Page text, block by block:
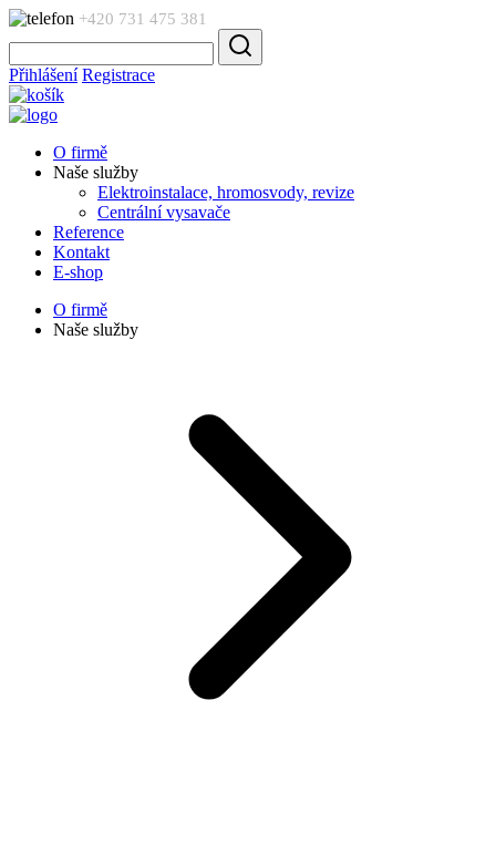
+420 731 475 381
Přihlášení Registrace
O firmě
Naše služby
Elektroinstalace, hromosvody, revize
Centrální vysavače
Reference
Kontakt
E-shop
O firmě
Naše služby